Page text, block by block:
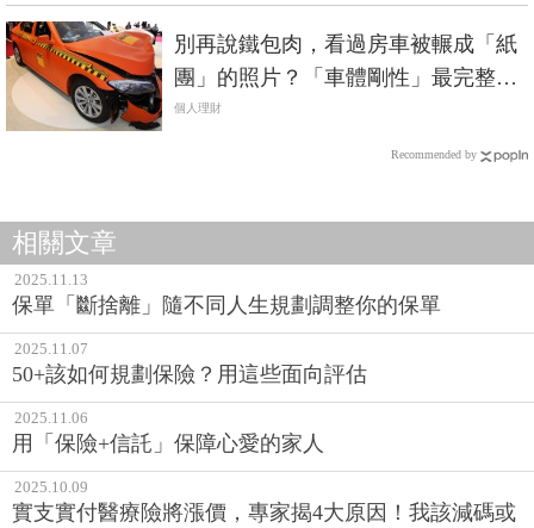
別再說鐵包肉，看過房車被輾成「紙
團」的照片？「車體剛性」最完整解
析《國產車篇》
個人理財
Recommended by
相關文章
2025.11.13
保單「斷捨離」隨不同人生規劃調整你的保單
2025.11.07
50+該如何規劃保險？用這些面向評估
2025.11.06
用「保險+信託」保障心愛的家人
2025.10.09
實支實付醫療險將漲價，專家揭4大原因！我該減碼或